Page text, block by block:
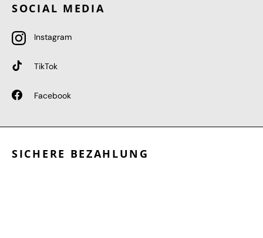
SOCIAL MEDIA
Instagram
TikTok
Facebook
SICHERE BEZAHLUNG